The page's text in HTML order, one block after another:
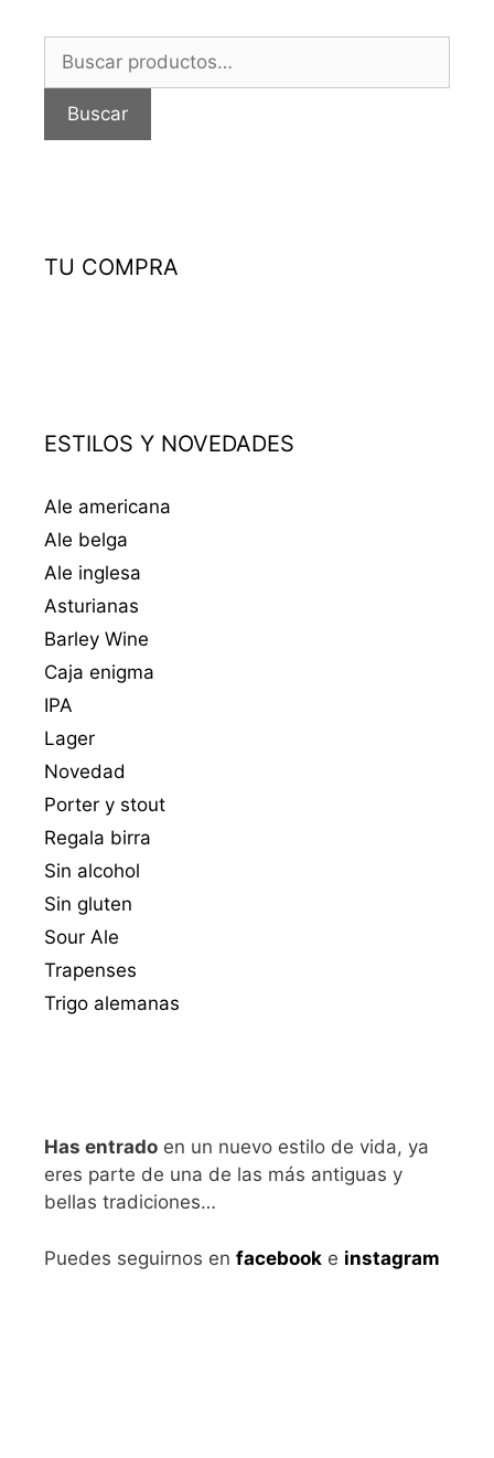
Buscar
Buscar
TU COMPRA
ESTILOS Y NOVEDADES
Ale americana
Ale belga
Ale inglesa
Asturianas
Barley Wine
Caja enigma
IPA
Lager
Novedad
Porter y stout
Regala birra
Sin alcohol
Sin gluten
Sour Ale
Trapenses
Trigo alemanas
Has entrado en un nuevo estilo de vida, ya
eres parte de una de las más antiguas y
bellas tradiciones…
Puedes seguirnos en facebook e instagram